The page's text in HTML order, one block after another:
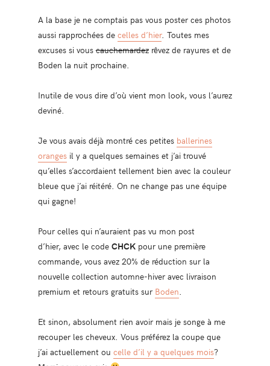
A la base je ne comptais pas vous poster ces photos
aussi rapprochées de celles d’hier. Toutes mes
excuses si vouscauchemardezrêvez de rayures et de
Boden la nuit prochaine.
Inutile de vous dire d’où vient mon look, vous l’aurez
deviné.
Je vous avais déjà montré ces petites ballerines
orangesil y a quelques semaines et j’ai trouvé
qu’elles s’accordaient tellement bien avec la couleur
bleue que j’ai réitéré. On ne change pas une équipe
qui gagne!
Pour celles qui n’auraient pas vu mon post
d’hier, avec le code CHCKpour une première
commande, vous avez 20% de réduction sur la
nouvelle collection automne-hiver avec livraison
premium et retours gratuits sur Boden
Et sinon, absolument rien avoir mais je songe à me
recouper les cheveux. Vous préférez la coupe que
j’ai actuellement ou celle d’il y a quelques mois?